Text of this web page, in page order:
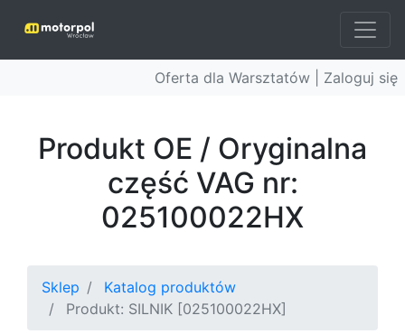
Oferta dla Warsztatów | Zaloguj się
Produkt OE / Oryginalna
część VAG nr:
025100022HX
Sklep
Katalog produktów
Produkt: SILNIK [025100022HX]